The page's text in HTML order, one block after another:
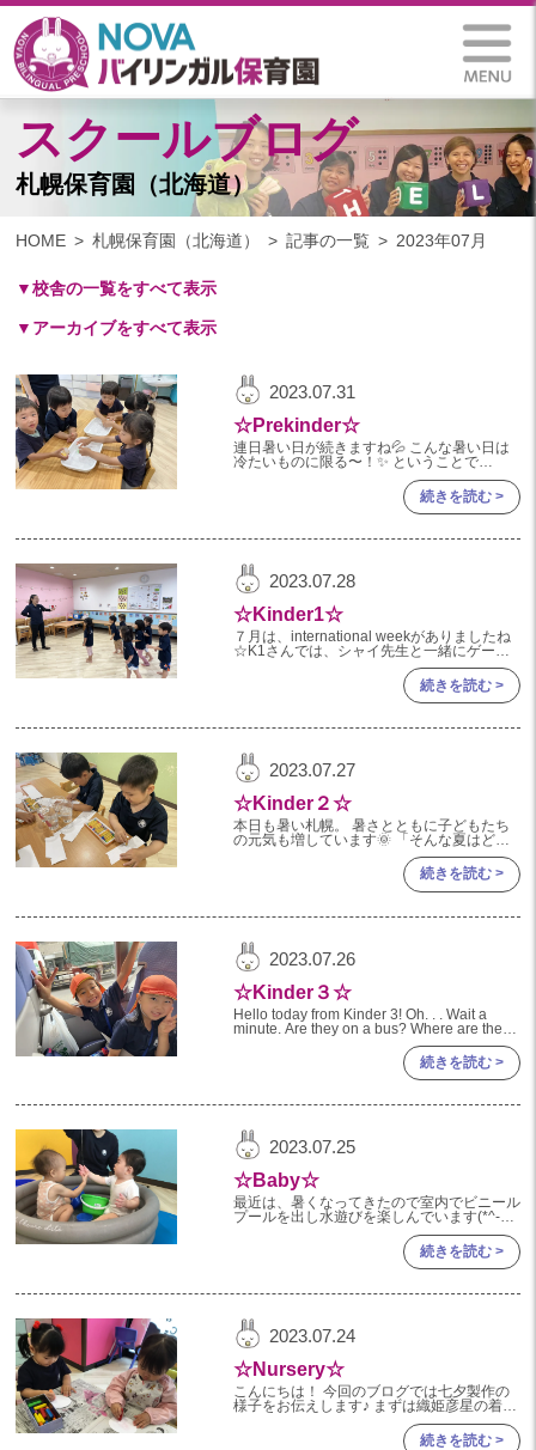
スクールブログ
札幌保育園（北海道）
HOME 札幌保育園（北海道） 記事の一覧 2023年07月
▼校舎の一覧をすべて表示
札幌保育園（北海道）
仙台富沢保育園（宮城県）
印西東の原保育園(千葉県)
つくば西平塚保育園(茨城県)
加美中新田保育園(宮城県)
▼アーカイブをすべて表示
2025年 03月(1)
2024
2024年 10月(21)
2024年 07月(22)
2024年 06月(20)
2024年 05月(21)
2024年 02月(19)
2024年 01月(20)
2023
2023年 12月(20)
2023年 09月(20)
2023年 08月(21)
2023年 07月(20)
2023年 05月(20)
2023年 04月(20)
2023年 03月(22)
2023年 02月(19)
2023年 01月(19)
2022年 11月(20)
2022年 10月(20)
2022年 09月(20)
2023.07.31
☆Prekinder☆
連日暑い日が続きますね💦 こんな暑い日は
冷たいものに限る〜！✨ ということで
Prekinderクラスでは氷遊びをしました🎵
続きを読む >
2023.07.28
☆Kinder1☆
７月は、international weekがありましたね
☆K1さんでは、シャイ先生と一緒にゲーム
をしたり、様々な国の国旗の塗り絵をして他
国に触れる時間を過ごしましたよ(^^) まず
続きを読む >
2023.07.27
☆Kinder２☆
本日も暑い札幌。 暑さとともに子どもたち
の元気も増しています🌞 「そんな夏はどこ
に行きたい？」とみんなにきくと 「うみー
ーーーー！！！」と答えてくれるK2さん！
続きを読む >
2023.07.26
☆Kinder３☆
Hello today from Kinder 3! Oh. . . Wait a
minute. Are they on a bus? Where are they
続きを読む >
2023.07.25
☆Baby☆
最近は、暑くなってきたので室内でビニール
プールを出し水遊びを楽しんでいます(*^-^*)
お水を怖がる事なく豪快にお水をバシャバシ
ャして楽しんでいます！！バケツに水を入れ
ると真っ先に近寄り水遊びタイム開
続きを読む >
2023.07.24
☆Nursery☆
こんにちは！ 今回のブログでは七夕製作の
様子をお伝えします♪ まずは織姫彦星の着物
続きを読む >